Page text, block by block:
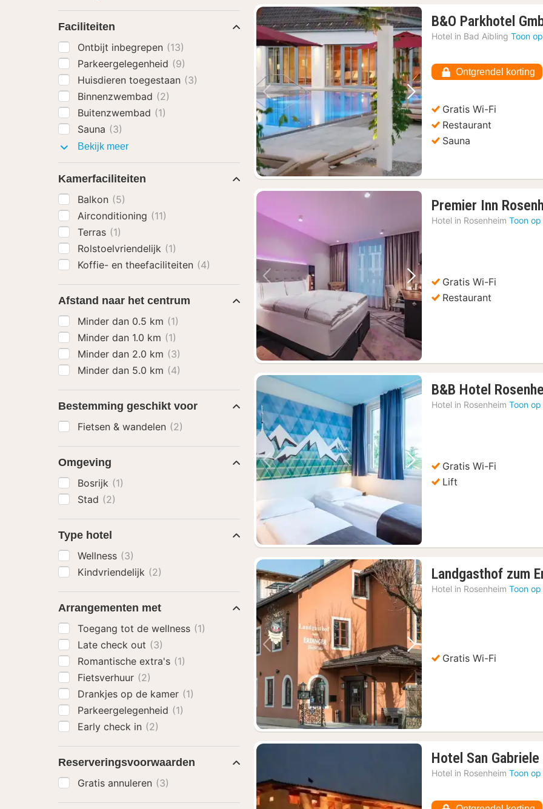
Vorige foto Volgende foto
B&O Parkhotel
Hotel in Bad Aibling Toon
Ontgrendel korting
Gratis Wi-Fi
Restaurant
Sauna
Vorige foto Volgende foto
Premier Inn
Hotel in Rosenheim Toon
Gratis Wi-Fi
Restaurant
Vorige foto Volgende foto
B&B Hotel
Hotel in Rosenheim Toon
Gratis Wi-Fi
Lift
Vorige foto Volgende foto
Landgasthof zum
Hotel in Rosenheim Toon
Gratis Wi-Fi
Hotel San Gabriele
Hotel in Rosenheim Toon
Faciliteiten
Ontbijt inbegrepen (13)
Parkeergelegenheid (9)
Huisdieren toegestaan (3)
Binnenzwembad (2)
Buitenzwembad (1)
Sauna (3)
Bekijk meerFaciliteiten
Kamerfaciliteiten
Balkon (5)
Airconditioning (11)
Terras (1)
Rolstoelvriendelijk (1)
Koffie- en theefaciliteiten (4)
Afstand naar het centrum
Minder dan 0.5 km (1)
Minder dan 1.0 km (1)
Minder dan 2.0 km (3)
Minder dan 5.0 km (4)
Bestemming geschikt voor
Fietsen & wandelen (2)
Omgeving
Bosrijk (1)
Stad (2)
Type hotel
Wellness (3)
Kindvriendelijk (2)
Arrangementen met
Toegang tot de wellness (1)
Late check out (3)
Romantische extra's (1)
Fietsverhuur (2)
Drankjes op de kamer (1)
Parkeergelegenheid (1)
Early check in (2)
Reserveringsvoorwaarden
Gratis annuleren (3)